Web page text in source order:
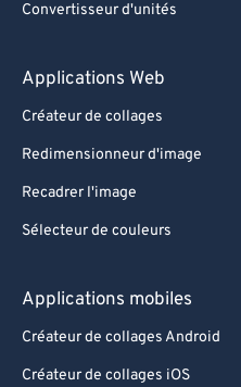
Convertisseur d'unités
Applications Web
Créateur de collages
Redimensionneur d'image
Recadrer l'image
Sélecteur de couleurs
Applications mobiles
Créateur de collages Android
Créateur de collages iOS